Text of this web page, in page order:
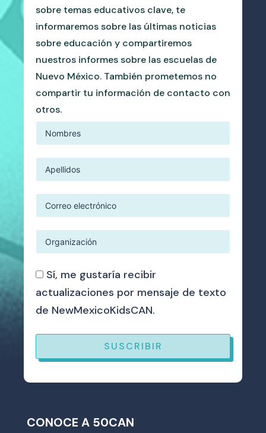
sobre temas educativos clave, te
informaremos sobre las últimas noticias
sobre educación y compartiremos
nuestros informes sobre las escuelas de
Nuevo México. También prometemos no
compartir tu información de contacto con
otros.
Sí, me gustaría recibir
actualizaciones por mensaje de texto
de NewMexicoKidsCAN.
SUSCRIBIR
CONOCE A 50CAN